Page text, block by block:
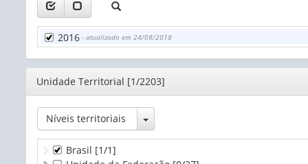
2016 - atualizado em 24/08/2018
Editor
Unidade Territorial [1/2203]
Níveis territoriais Toggle Dropdown
Brasil [1/1]